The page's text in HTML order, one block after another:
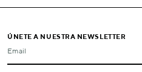
ÚNETE A NUESTRA NEWSLETTER
Email